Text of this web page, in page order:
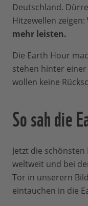
Deutschland.
Hitzewellen zeigen:
mehr leisten.
Die Earth Hour
stehen hinter
wollen keine
So sah die
Jetzt die
weltweit und bei
Tor in unserern
eintauchen in die